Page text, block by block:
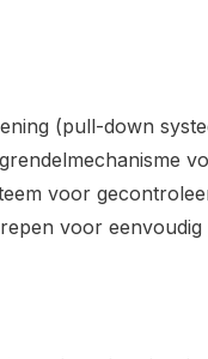
(pull-down
voor
voor eenvoudig